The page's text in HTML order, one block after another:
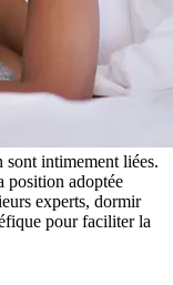
intimement liées.
position adoptée
experts, dormir
pour faciliter la